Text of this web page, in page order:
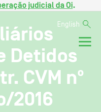
judicial da Oi.
English
Detidos
CVM nº
2016